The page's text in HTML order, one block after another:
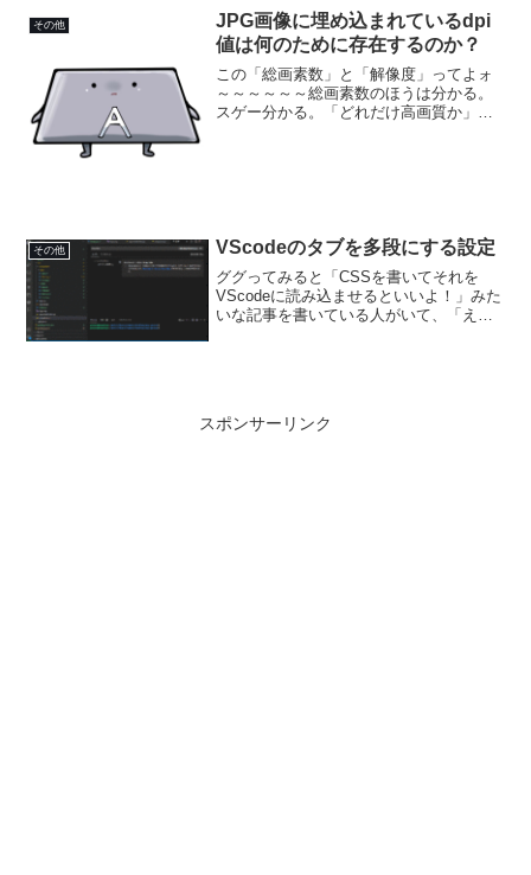
その他
JPG画像に埋め込まれているdpi
値は何のために存在するのか？
この「総画素数」と「解像度」ってよォ
～～～～～～総画素数のほうは分かる。
スゲー分かる。「どれだけ高画質か」を
その他 VScodeのタブを多段にする設定
ググってみると「CSSを書いてそれを
VScodeに読み込ませるといいよ！」みた
いな記事を書いている人がいて、「え
スポンサーリンク